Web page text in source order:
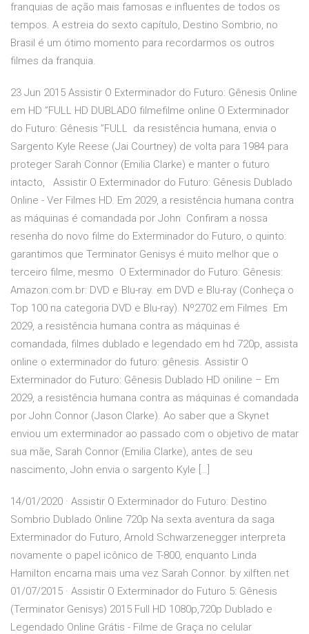
franquias de ação mais famosas e influentes de todos os
tempos. A estreia do sexto capítulo, Destino Sombrio, no
Brasil é um ótimo momento para recordarmos os outros
filmes da franquia.
23 Jun 2015 Assistir O Exterminador do Futuro: Gênesis Online
em HD ”FULL HD DUBLADO filmefilme online O Exterminador
do Futuro: Gênesis ”FULL da resistência humana, envia o
Sargento Kyle Reese (Jai Courtney) de volta para 1984 para
proteger Sarah Connor (Emilia Clarke) e manter o futuro
intacto, Assistir O Exterminador do Futuro: Gênesis Dublado
Online - Ver Filmes HD. Em 2029, a resistência humana contra
as máquinas é comandada por John Confiram a nossa
resenha do novo filme do Exterminador do Futuro, o quinto:
garantimos que Terminator Genisys é muito melhor que o
terceiro filme, mesmo O Exterminador do Futuro: Gênesis:
Amazon.com.br: DVD e Blu-ray. em DVD e Blu-ray (Conheça o
Top 100 na categoria DVD e Blu-ray). Nº2702 em Filmes Em
2029, a resistência humana contra as máquinas é
comandada, filmes dublado e legendado em hd 720p, assista
online o exterminador do futuro: gênesis. Assistir O
Exterminador do Futuro: Gênesis Dublado HD oniline – Em
2029, a resistência humana contra as máquinas é comandada
por John Connor (Jason Clarke). Ao saber que a Skynet
enviou um exterminador ao passado com o objetivo de matar
sua mãe, Sarah Connor (Emilia Clarke), antes de seu
nascimento, John envia o sargento Kyle […]
14/01/2020 · Assistir O Exterminador do Futuro: Destino
Sombrio Dublado Online 720p Na sexta aventura da saga
Exterminador do Futuro, Arnold Schwarzenegger interpreta
novamente o papel icônico de T-800, enquanto Linda
Hamilton encarna mais uma vez Sarah Connor. by xilften.net
01/07/2015 · Assistir O Exterminador do Futuro 5: Gênesis
(Terminator Genisys) 2015 Full HD 1080p,720p Dublado e
Legendado Online Grátis - Filme de Graça no celular